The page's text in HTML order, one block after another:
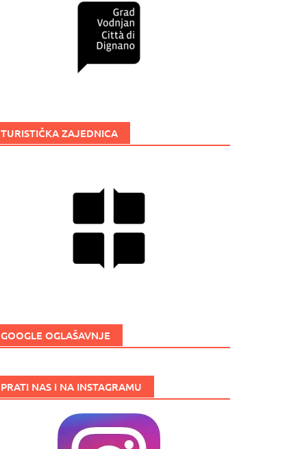
TURISTIČKA ZAJEDNICA
GOOGLE OGLAŠAVNJE
PRATI NAS I NA INSTAGRAMU